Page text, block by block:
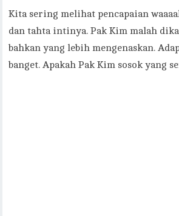
Kita sering melihat pencapaian
dan tahta intinya. Pak Kim malah
bahkan yang lebih mengenaskan.
banget. Apakah Pak Kim sosok yang